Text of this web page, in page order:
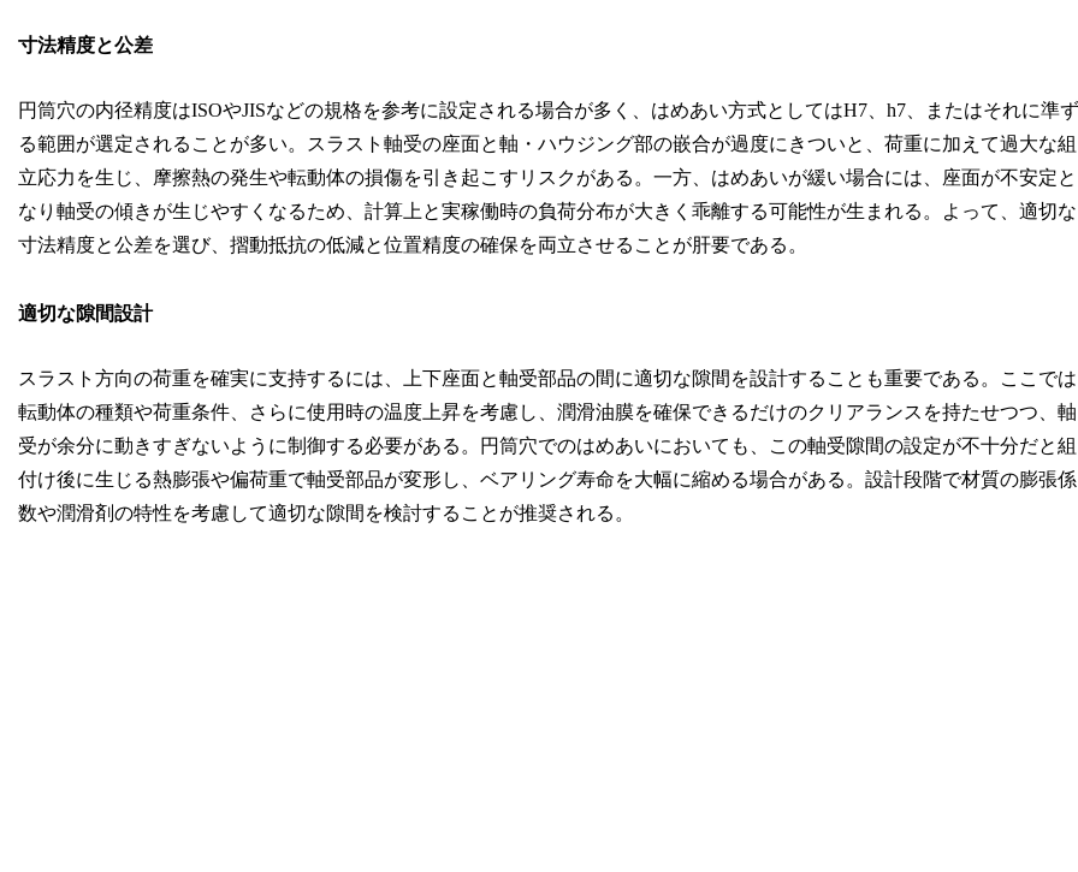
寸法精度と公差
円筒穴の内径精度はISOやJISなどの規格を参考に設定される場合が多く、はめあい方式としてはH7、h7、またはそれに準ず
る範囲が選定されることが多い。スラスト軸受の座面と軸・ハウジング部の嵌合が過度にきついと、荷重に加えて過大な組
立応力を生じ、摩擦熱の発生や転動体の損傷を引き起こすリスクがある。一方、はめあいが緩い場合には、座面が不安定と
なり軸受の傾きが生じやすくなるため、計算上と実稼働時の負荷分布が大きく乖離する可能性が生まれる。よって、適切な
寸法精度と公差を選び、摺動抵抗の低減と位置精度の確保を両立させることが肝要である。
適切な隙間設計
スラスト方向の荷重を確実に支持するには、上下座面と軸受部品の間に適切な隙間を設計することも重要である。ここでは
転動体の種類や荷重条件、さらに使用時の温度上昇を考慮し、潤滑油膜を確保できるだけのクリアランスを持たせつつ、軸
受が余分に動きすぎないように制御する必要がある。円筒穴でのはめあいにおいても、この軸受隙間の設定が不十分だと組
付け後に生じる熱膨張や偏荷重で軸受部品が変形し、ベアリング寿命を大幅に縮める場合がある。設計段階で材質の膨張係
数や潤滑剤の特性を考慮して適切な隙間を検討することが推奨される。